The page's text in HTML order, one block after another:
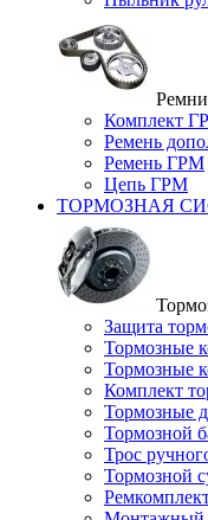
Комплект
Ремень
Ремень ГРМ
Цепь ГРМ
ТОРМОЗНАЯ
Защита
Тормозные
Тормозные
Комплект
Тормозные
Тормозной
Трос
Тормозной